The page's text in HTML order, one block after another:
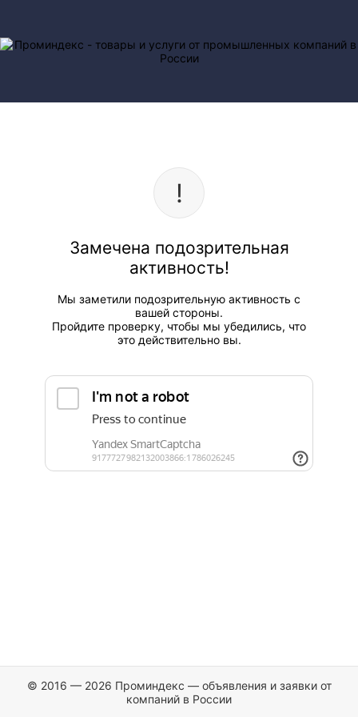
Замечена подозрительная
активность!
Мы заметили подозрительную активность с
вашей стороны.
Пройдите проверку, чтобы мы убедились, что
это действительно вы.
© 2016 — 2026 Проминдекс — объявления и заявки от
компаний в России